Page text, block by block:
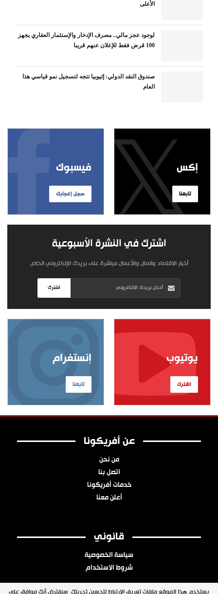
الأعلى
لوجود عجز مالي.. مصرف الإدخار والإستثمار العقاري يجهز
100 قرض فقط للإعلان عنهم قريبا
صندوق النقد الدولي: إثيوبيا تتجه لتسجيل نمو قياسي هذا
العام
فيسبوك
سجل إعجابك
إكس
تابعنا
اشترك في النشرة الأسبوعية
أخبار الاقتصاد والمال والأعمال مباشرة على بريدك الإلكتروني الخاص
اشترك
إنستغرام
تابعنا
يوتيوب
اشترك
عن أفريكونا
من نحن
اتصل بنا
خدمات أفريكونا
أعلن معنا
قانوني
سياسة الخصوصية
شروط الاستخدام